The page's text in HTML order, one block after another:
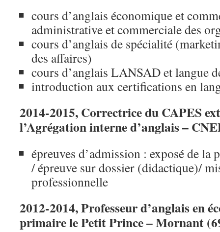
cours d’anglais économique et
administrative et commerciale des
cours d’anglais de spécialité
des affaires)
cours d’anglais LANSAD et langue
introduction aux certifications en
2014-2015, Correctrice du CAPES
l’Agrégation interne d’anglais –
épreuves d’admission : exposé de la
/ épreuve sur dossier (didactique)/
professionnelle
2012-2014, Professeur d’anglais en
primaire le Petit Prince – Mornant